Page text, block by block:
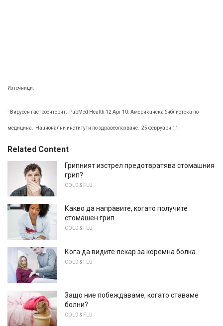
Източници:
- Вирусен гастроентерит. PubMed Health 12 Apr 10. Американска библиотека по
медицина. Национални институти по здравеопазване. 25 февруари 11.
Related Content
Грипният изстрел предотвратява стомашния
грип?
COLD & FLU
Какво да направите, когато получите
стомашен грип
COLD & FLU
Кога да видите лекар за коремна болка
COLD & FLU
Защо ние побеждаваме, когато ставаме
болни?
COLD & FLU